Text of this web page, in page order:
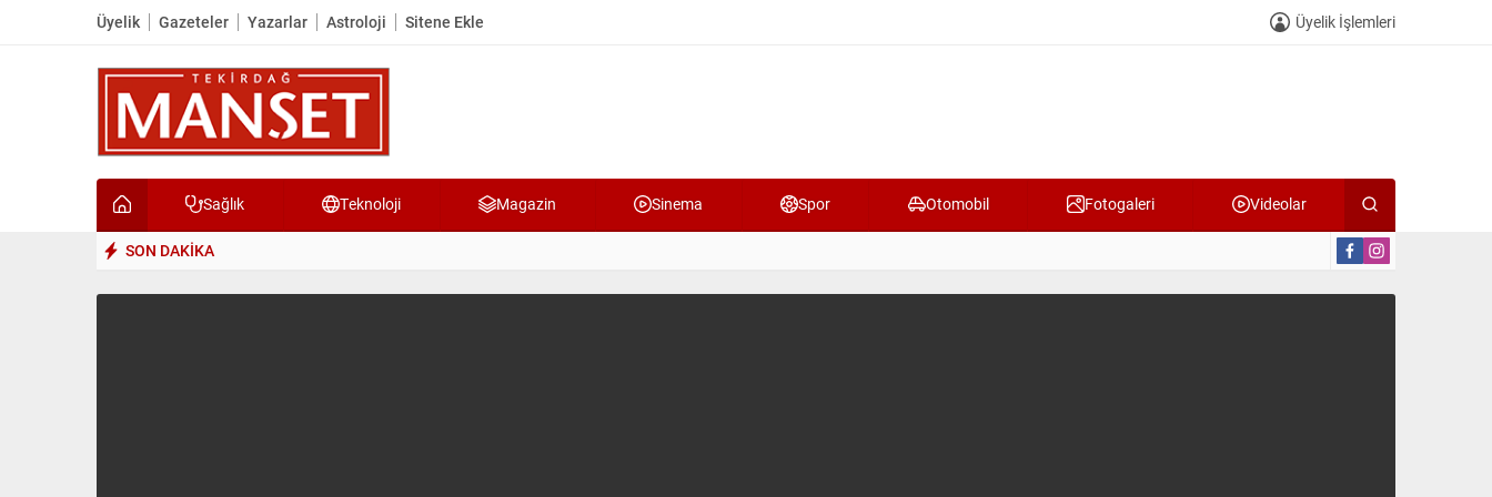
Üyelik Gazeteler Yazarlar Astroloji Sitene Ekle Üyelik İşlemleri
Sağlık Teknoloji Magazin Sinema Spor Otomobil Fotogaleri Videolar
SON DAKİKA